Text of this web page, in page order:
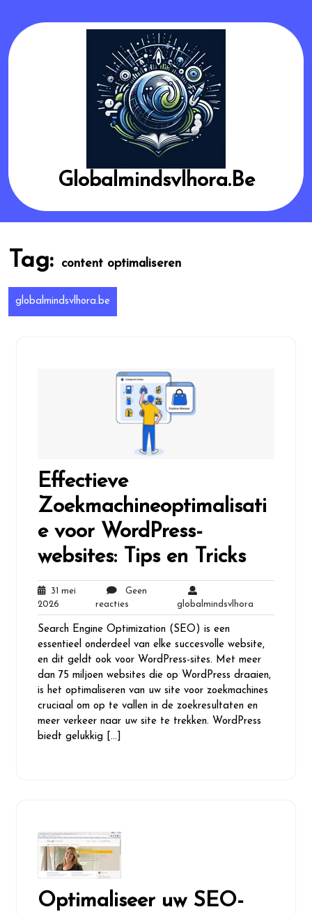
content
Globalmindsvlhora.be
Tag: content optimaliseren
globalmindsvlhora.be
Effectieve
Zoekmachineoptimalisati
e voor WordPress-
websites: Tips en Tricks
31 mei
2026
mei
2026
Geen
reacties
reacties
globalmindsvlhora
Search Engine Optimization (SEO) is een
essentieel onderdeel van elke succesvolle website,
en dit geldt ook voor WordPress-sites. Met meer
dan 75 miljoen websites die op WordPress draaien,
is het optimaliseren van uw site voor zoekmachines
cruciaal om op te vallen in de zoekresultaten en
meer verkeer naar uw site te trekken. WordPress
biedt gelukkig […]
Optimaliseer uw SEO-